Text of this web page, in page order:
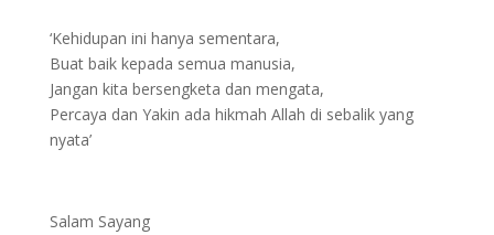
‘Kehidupan ini hanya sementara,
Buat baik kepada semua manusia,
Jangan kita bersengketa dan mengata,
Percaya dan Yakin ada hikmah Allah di sebalik yang
nyata’
Salam Sayang